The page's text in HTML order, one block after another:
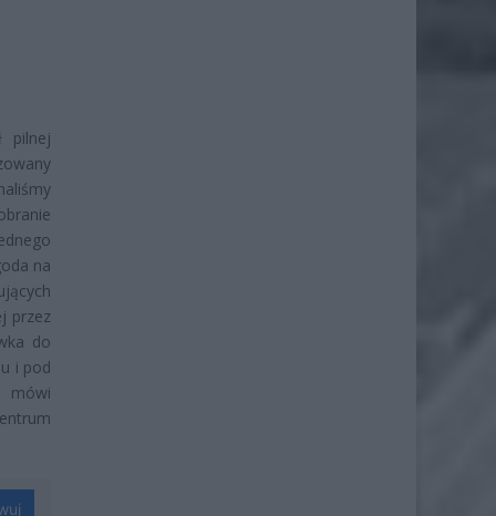
pilnej
na
przez
do
i pod
mówi